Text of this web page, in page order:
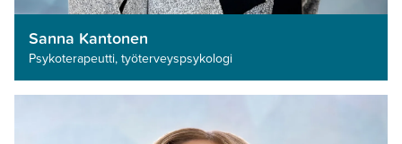
Sanna Kantonen
Psykoterapeutti, työterveyspsykologi